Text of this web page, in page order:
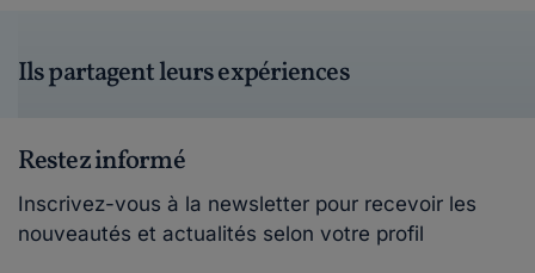
Ils partagent leurs expériences
Restez informé
Inscrivez-vous à la newsletter pour recevoir les
nouveautés et actualités selon votre profil